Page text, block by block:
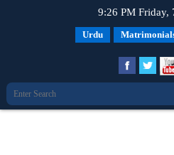
9:26 PM Friday,
Urdu